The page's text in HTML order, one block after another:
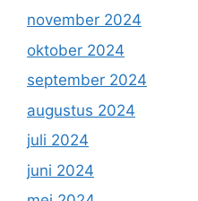
november 2024
oktober 2024
september 2024
augustus 2024
juli 2024
juni 2024